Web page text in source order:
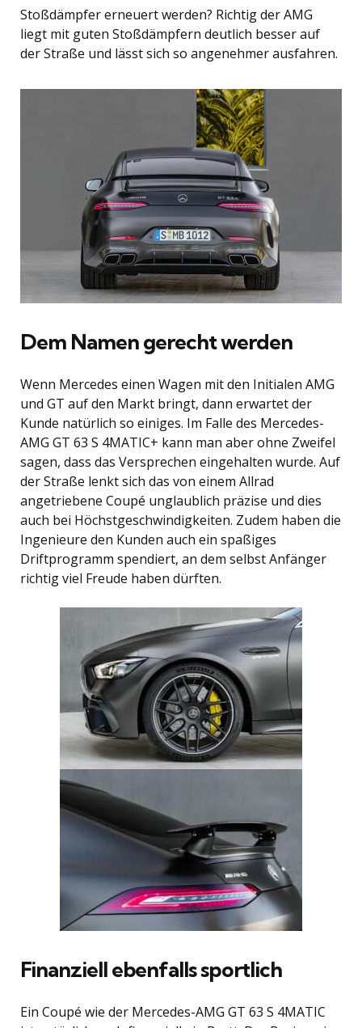
Stoßdämpfer erneuert werden? Richtig der AMG
liegt mit guten Stoßdämpfern deutlich besser auf
der Straße und lässt sich so angenehmer ausfahren.
Dem Namen gerecht werden
Wenn Mercedes einen Wagen mit den Initialen AMG
und GT auf den Markt bringt, dann erwartet der
Kunde natürlich so einiges. Im Falle des Mercedes-
AMG GT 63 S 4MATIC+ kann man aber ohne Zweifel
sagen, dass das Versprechen eingehalten wurde. Auf
der Straße lenkt sich das von einem Allrad
angetriebene Coupé unglaublich präzise und dies
auch bei Höchstgeschwindigkeiten. Zudem haben die
Ingenieure den Kunden auch ein spaßiges
Driftprogramm spendiert, an dem selbst Anfänger
richtig viel Freude haben dürften.
Finanziell ebenfalls sportlich
Ein Coupé wie der Mercedes-AMG GT 63 S 4MATIC